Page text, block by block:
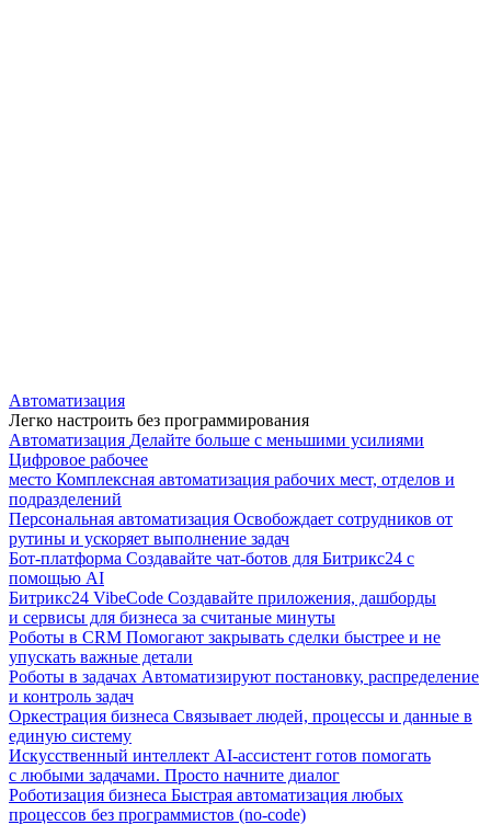
Автоматизация
Легко настроить без программирования
Автоматизация Делайте больше с меньшими усилиями
Цифровое рабочее
место Комплексная автоматизация рабочих мест, отделов и
подразделений
Персональная автоматизация Освобождает сотрудников от
рутины и ускоряет выполнение задач
Бот-платформа Создавайте чат-ботов для Битрикс24 с
помощью AI
Битрикс24 VibeCode Создавайте приложения, дашборды
и сервисы для бизнеса за считаные минуты
Роботы в CRM Помогают закрывать сделки быстрее и не
упускать важные детали
Роботы в задачах Автоматизируют постановку, распределение
и контроль задач
Оркестрация бизнеса Связывает людей, процессы и данные в
единую систему
Искусственный интеллект AI-ассистент готов помогать
с любыми задачами. Просто начните диалог
Роботизация бизнеса Быстрая автоматизация любых
процессов без программистов (no-code)